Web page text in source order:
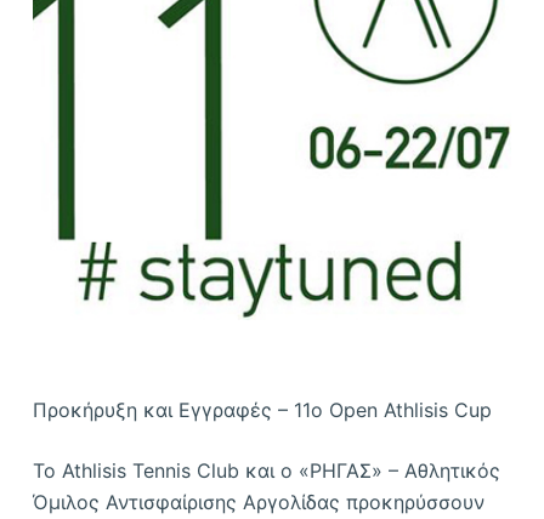
ό
Προκήρυξη και Εγγραφές – 11ο Open Athlisis Cup
Το Athlisis Tennis Club και ο «ΡΗΓΑΣ» – Αθλητικός
Όμιλος Αντισφαίρισης Αργολίδας προκηρύσσουν